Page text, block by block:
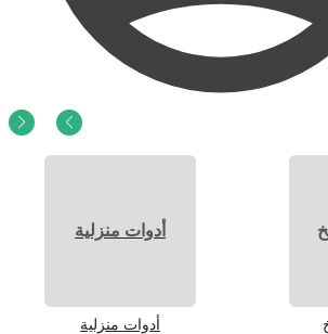
أدوات منزلية
أدوات منزلية